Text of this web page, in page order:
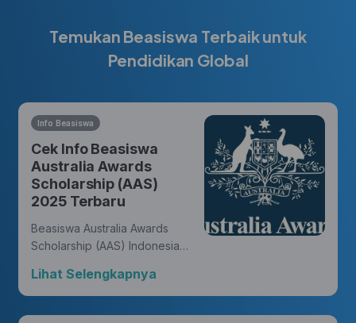
Temukan Beasiswa Terbaik untuk
Pendidikan Global
Info Beasiswa
Cek Info Beasiswa
Australia Awards
Scholarship (AAS)
2025 Terbaru
Beasiswa Australia Awards
Scholarship (AAS) Indonesia
warga negara Indonesia untuk
meraih gelar master atau
doktor dari universitas di
Lihat Selengkapnya